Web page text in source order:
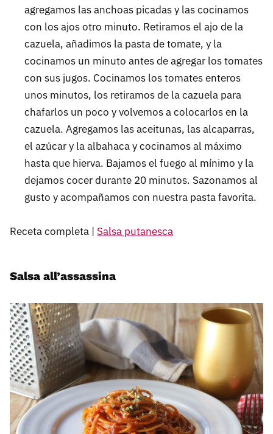
agregamos las anchoas picadas y las cocinamos
con los ajos otro minuto. Retiramos el ajo de la
cazuela, añadimos la pasta de tomate, y la
cocinamos un minuto antes de agregar los tomates
con sus jugos. Cocinamos los tomates enteros
unos minutos, los retiramos de la cazuela para
chafarlos un poco y volvemos a colocarlos en la
cazuela. Agregamos las aceitunas, las alcaparras,
el azúcar y la albahaca y cocinamos al máximo
hasta que hierva. Bajamos el fuego al mínimo y la
dejamos cocer durante 20 minutos. Sazonamos al
gusto y acompañamos con nuestra pasta favorita.
Receta completa | Salsa putanesca
Salsa all’assassina